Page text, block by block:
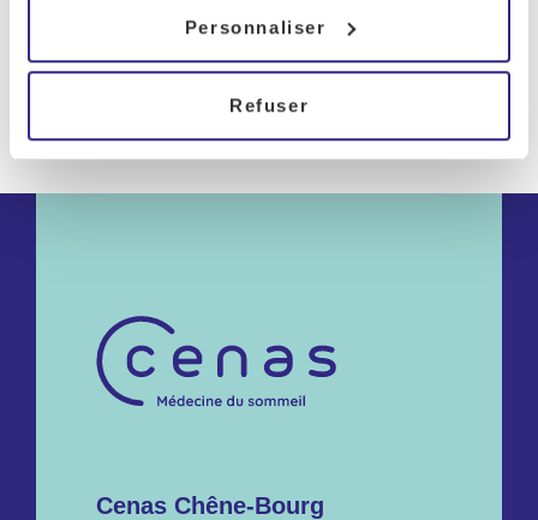
Personnaliser
Refuser
Cenas Chêne-Bourg